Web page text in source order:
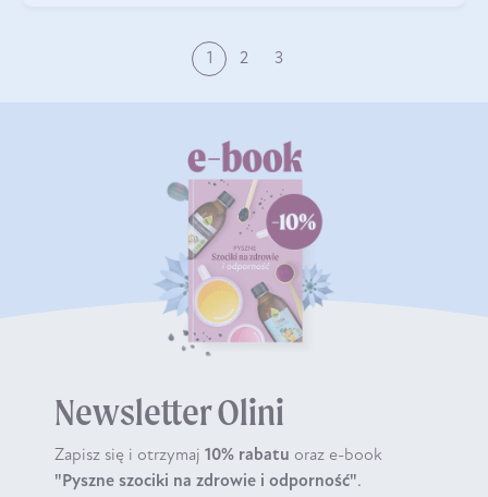
1 2 3
Newsletter Olini
Zapisz się i otrzymaj 10% rabatu oraz e-book
"Pyszne szociki na zdrowie i odporność".